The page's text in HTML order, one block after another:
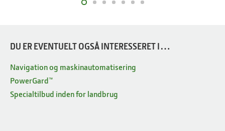
DU ER EVENTUELT OGSÅ INTERESSERET I…
Navigation og maskinautomatisering
PowerGard™
Specialtilbud inden for landbrug